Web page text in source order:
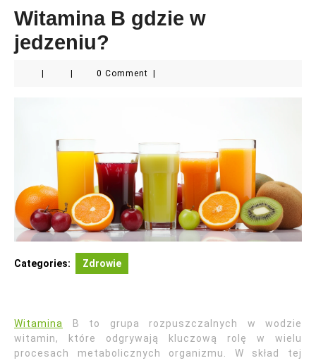
Witamina B gdzie w
jedzeniu?
0 Comment
Categories: Zdrowie
Witamina
B to grupa rozpuszczalnych w wodzie
witamin, które odgrywają kluczową rolę w wielu
procesach metabolicznych organizmu. W skład tej